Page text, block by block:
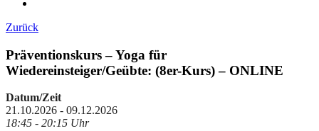
Zurück
Präventionskurs – Yoga für
Wiedereinsteiger/Geübte: (8er-Kurs) – ONLINE
Datum/Zeit
21.10.2026 - 09.12.2026
18:45 - 20:15 Uhr